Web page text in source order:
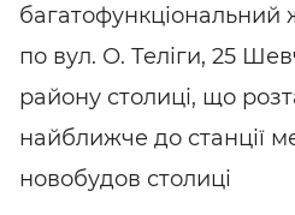
по вул. О. Теліги, 25
району столиці, що
найближче до станції
новобудов столиці